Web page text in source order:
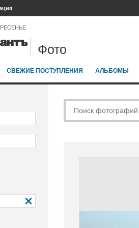
Фото
СВЕЖИЕ ПОСТУПЛЕНИЯ АЛЬБОМЫ